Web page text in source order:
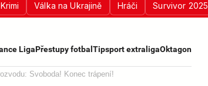
Krimi Válka na Ukrajině Hráči Survivor 2025
LigaPřestupy fotbal Tipsport extraligaOktagon
Svoboda! Konec trápení!